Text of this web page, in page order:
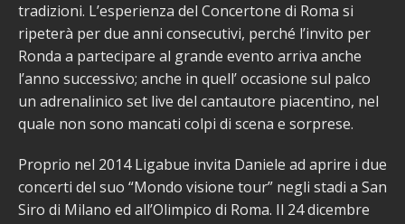
tradizioni. L’esperienza del Concertone di Roma si
ripeterà per due anni consecutivi, perché l’invito per
Ronda a partecipare al grande evento arriva anche
l’anno successivo; anche in quell’ occasione sul palco
un adrenalinico set live del cantautore piacentino, nel
quale non sono mancati colpi di scena e sorprese.
Proprio nel 2014 Ligabue invita Daniele ad aprire i due
concerti del suo “Mondo visione tour” negli stadi a San
Siro di Milano ed all’Olimpico di Roma. Il 24 dicembre